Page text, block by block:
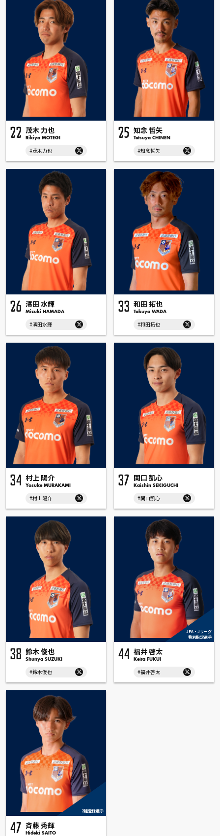
22 茂木 力也
Rikiya MOTEGI
#茂木力也
25 知念 哲矢
Tetsuya CHINEN
#知念哲矢
26 濱田 水輝
Mizuki HAMADA
#濱田水輝
33 和田 拓也
Takuya WADA
#和田拓也
34 村上 陽介
Yosuke MURAKAMI
#村上陽介
37 関口 凱心
Kaishin SEKIGUCHI
#関口凱心
38 鈴木 俊也
Shunya SUZUKI
#鈴木俊也
JFA・Jリーグ
特別指定選手
44 福井 啓太
Keita FUKUI
#福井啓太
2種登録選手
47 斉藤 秀輝
Hideki SAITO